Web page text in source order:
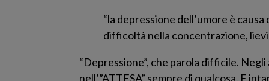
“la depressione dell’umore è
difficoltà nella concentrazione,
“Depressione”, che parola difficile.
nell’”ATTESA” sempre di qualcosa. E